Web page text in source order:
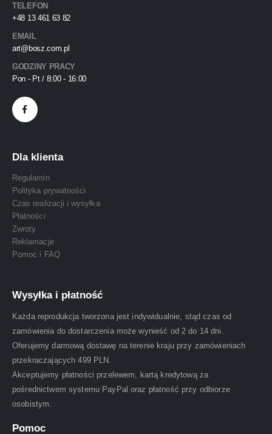
TELEFON
+48 13 461 63 82
EMAIL
art@bosz.com.pl
GODZINY PRACY
Pon - Pt / 8:00 - 16:00
Dla klienta
Regulamin
Polityka prywatności
Czas realizacji i wysyłka
Płatności
Zwroty
Reklamacje
Pomoc i FAQ
Wysyłka i płatność
Każda reprodukcja tworzona jest indywidualnie, stąd czas od
zamówienia do dostarczenia może wynieść od 2 do 14 dni.
Oferujemy darmową dostawę na terenie kraju przy zamówieniach
przekraczających 499 PLN.
Akceptujemy płatności przelewem, kartą kredytową za
pośrednictwem systemu PayPal oraz płatność przy odbiorze
osobistym.
Pomoc